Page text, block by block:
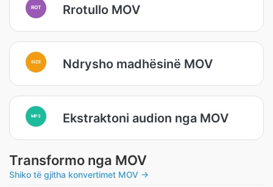
ROT Rrotullo MOV
SIZE Ndrysho madhësinë MOV
MP3 Ekstraktoni audion nga MOV
Transformo nga MOV
Shiko të gjitha konvertimet MOV →